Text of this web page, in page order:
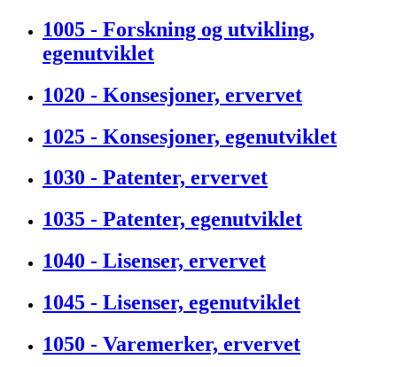
1005 - Forskning og utvikling,
egenutviklet
1020 - Konsesjoner, ervervet
1025 - Konsesjoner, egenutviklet
1030 - Patenter, ervervet
1035 - Patenter, egenutviklet
1040 - Lisenser, ervervet
1045 - Lisenser, egenutviklet
1050 - Varemerker, ervervet